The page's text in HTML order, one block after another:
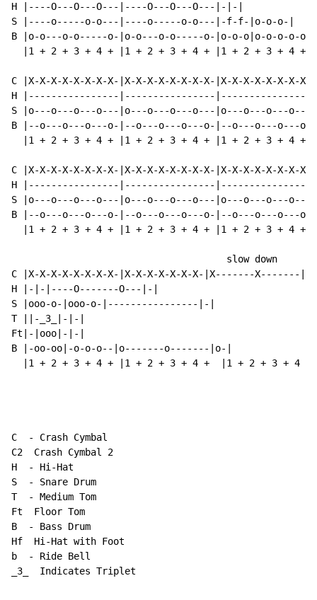
H |----O---O---O---|----O---O---O---|-|-|
S |----o-----o-o---|----o-----o-o---|-f-f-|o-o-o-|
B |o-o---o-o-----o-|o-o---o-o-----o-|o-o-o|o-o-o-o-o|
|1 + 2 + 3 + 4 + |1 + 2 + 3 + 4 + |1 + 2 + 3 + 4 +
C |X-X-X-X-X-X-X-X-|X-X-X-X-X-X-X-X-|X-X-X-X-X-X-X-
H |----------------|----------------
S |o---o---o---o---|o---o---o---o---|o---o---o---
B |--o---o---o---o-|--o---o---o---o-|--o---o---o---
|1 + 2 + 3 + 4 + |1 + 2 + 3 + 4 + |1 + 2 + 3 + 4 +
C |X-X-X-X-X-X-X-X-|X-X-X-X-X-X-X-X-|X-X-X-X-X-X-X-
H |----------------|----------------
S |o---o---o---o---|o---o---o---o---|o---o---o---
B |--o---o---o---o-|--o---o---o---o-|--o---o---o---
|1 + 2 + 3 + 4 + |1 + 2 + 3 + 4 + |1 + 2 + 3 + 4 +
                                      slow down
C |X-X-X-X-X-X-X-X-|X-X-X-X-X-X-X-|X-------X-------|X|
H |-|-|----O-------O---|-|
S |ooo-o-|ooo-o-|----------------|-|
T ||-_3_|-|-|
Ft|-|ooo|-|-|
B |-oo-oo|-o-o-o--|o-------o-------|o-|
|1 + 2 + 3 + 4 + |1 + 2 + 3 + 4 +  |1 + 2 + 3 + 4 +
C -
Crash Cymbal
C2  Crash Cymbal 2
H
- Hi-Hat
S  - Snare Drum
T  - Medium Tom
Ft  Floor Tom
B
-
Bass Drum
Hf  Hi-Hat with Foot
b  - Ride Bell
_3_  Indicates Triplet